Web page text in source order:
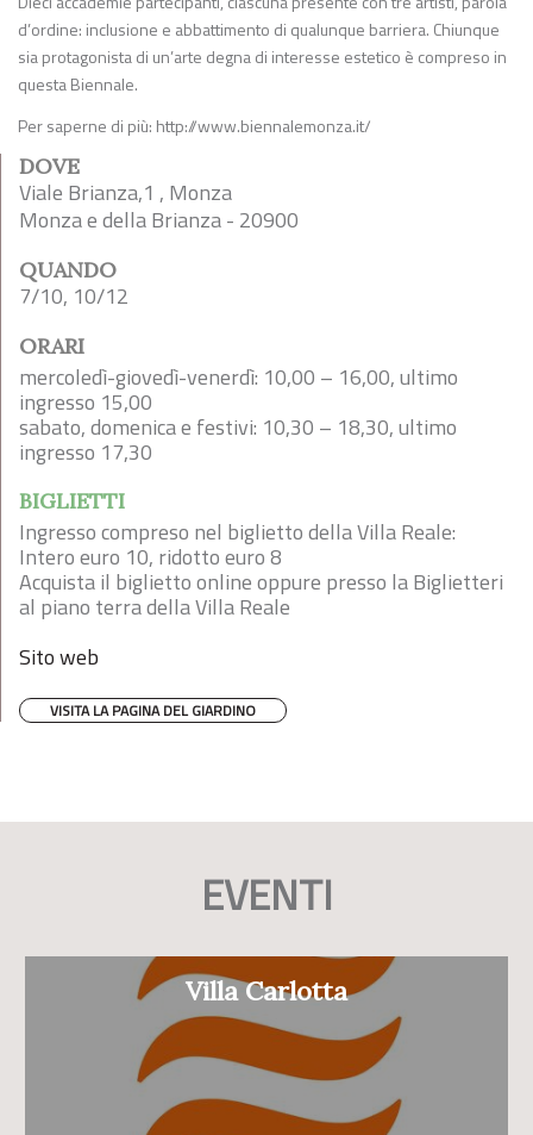
d’ordine: inclusione e abbattimento di qualunque barriera. Chiunque
sia protagonista di un’arte degna di interesse estetico è compreso in
questa Biennale.
Per saperne di più: http://www.biennalemonza.it/
DOVE
Viale Brianza,1 , Monza
Monza e della Brianza - 20900
QUANDO
7/10, 10/12
ORARI
mercoledì-giovedì-venerdì: 10,00 – 16,00, ultimo
ingresso 15,00
sabato, domenica e festivi: 10,30 – 18,30, ultimo
ingresso 17,30
BIGLIETTI
Ingresso compreso nel biglietto della Villa Reale:
Intero euro 10, ridotto euro 8
Acquista il biglietto online oppure presso la Biglietteri
al piano terra della Villa Reale
Sito web
VISITA LA PAGINA DEL GIARDINO
EVENTI
Villa Carlotta